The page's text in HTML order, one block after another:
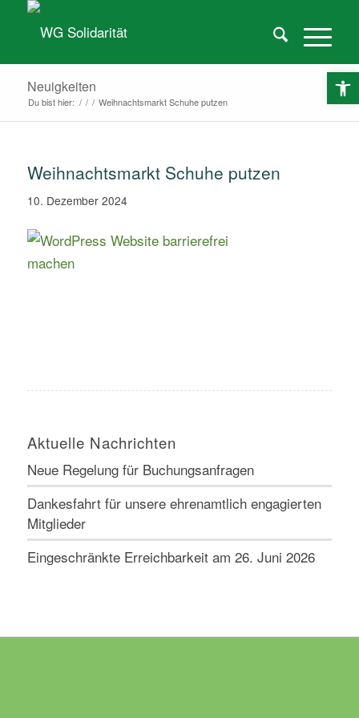
Neuigkeiten
Du bist hier: / / / Weihnachtsmarkt Schuhe putzen
Weihnachtsmarkt Schuhe putzen
10. Dezember 2024
Aktuelle Nachrichten
Neue Regelung für Buchungsanfragen
Dankesfahrt für unsere ehrenamtlich engagierten
Mitglieder
Eingeschränkte Erreichbarkeit am 26. Juni 2026